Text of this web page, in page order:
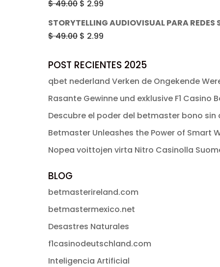
era:
$ 49.00.$ 2.99.
$49.00 El
original
era:
$ 2.99
STORYTELLING AUDIOVISUAL PARA REDES
$49.00 El
original
era:
$ 2.99
actual
es:
POST RECIENTES 2025
qbet nederland Verken de Ongekende
Rasante Gewinne und exklusive F1 Casino
Descubre el poder del betmaster bono
Betmaster Unleashes the Power of Smart
Nopea voittojen virta Nitro Casinolla
BLOG
betmasterireland.com
betmastermexico.net
Desastres Naturales
f1casinodeutschland.com
Inteligencia Artificial